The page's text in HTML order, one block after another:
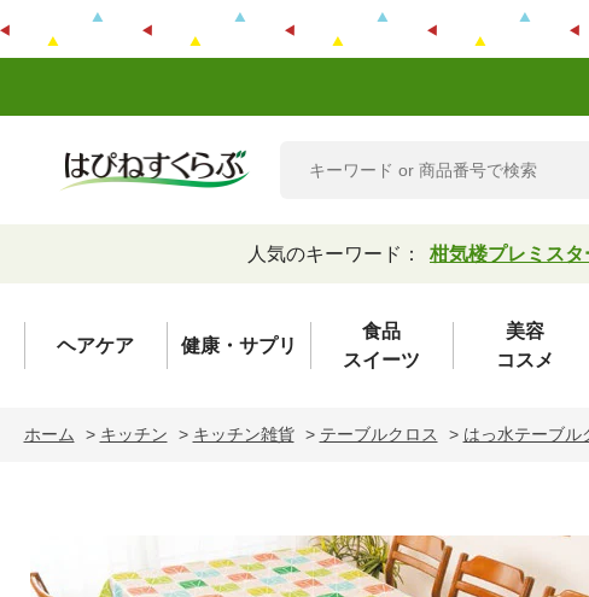
人気のキーワード： 柑気楼プレミスタ
ヘアケア 健康・サプリ
食品
スイーツ
美容
コスメ
ホーム > キッチン > キッチン雑貨 > テーブルクロス > はっ水テーブル